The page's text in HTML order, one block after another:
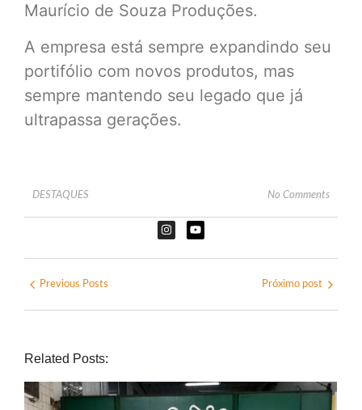
Maurício de Souza Produções.
A empresa está sempre expandindo seu
portifólio com novos produtos, mas
sempre mantendo seu legado que já
ultrapassa gerações.
DESTAQUES No Comments
Previous Posts Próximo post
Related Posts: